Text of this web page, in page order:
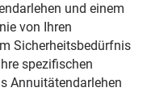
und einem
von Ihren
Sicherheitsbedürfnis
spezifischen
Annuitätendarlehen